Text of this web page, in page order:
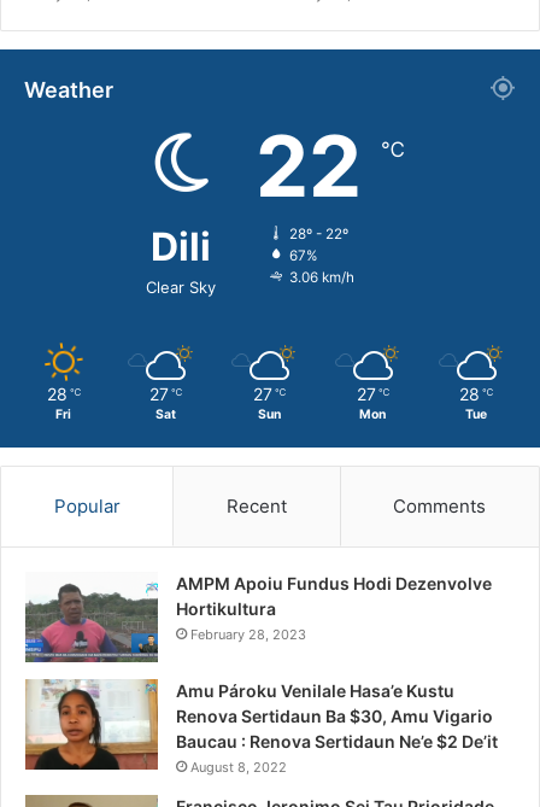
Weather
Dili
Clear Sky
22 ℃
28º - 22º
67%
3.06 km/h
28 ℃
Fri
27 ℃
Sat
27 ℃
Sun
27 ℃
Mon
28 ℃
Tue
Popular Recent Comments
AMPM Apoiu Fundus Hodi Dezenvolve
Hortikultura
February 28, 2023
Amu Pároku Venilale Hasa’e Kustu
Renova Sertidaun Ba $30, Amu Vigario
Baucau : Renova Sertidaun Ne’e $2 De’it
August 8, 2022